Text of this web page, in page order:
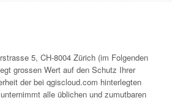
5, CH-8004 Zürich (im Folgenden
grossen Wert auf den Schutz Ihrer
der bei qgiscloud.com hinterlegten
alle üblichen und zumutbaren